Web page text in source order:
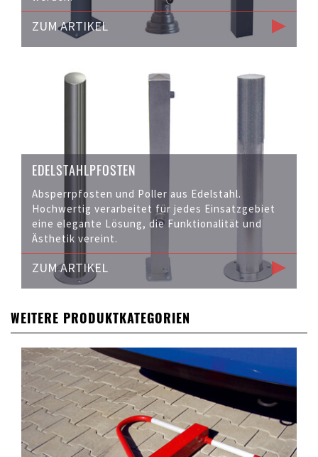
ZUM ARTIKEL
EDELSTAHLPFOSTEN
Absperrpfosten und Poller aus Edelstahl.
Hochwertig verarbeitet für jedes Einsatzgebiet
eine elegante Lösung, die Funktionalität und
Ästhetik vereint.
ZUM ARTIKEL
WEITERE PRODUKTKATEGORIEN